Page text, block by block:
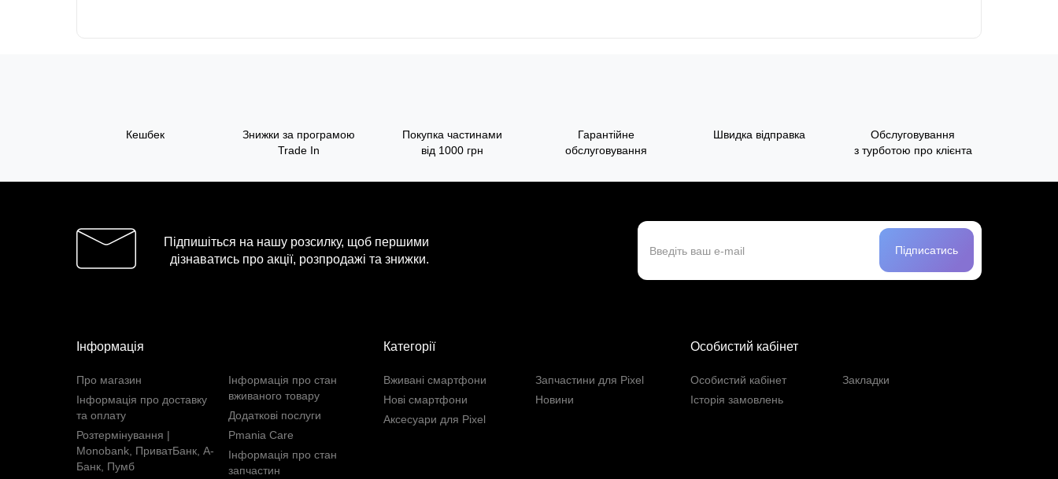
Кешбек
Знижки за програмою
Trade In
Покупка частинами
від 1000 грн
Гарантійне
обслуговування
Швидка відправка
Обслуговування
з турботою про клієнта
Підпишіться на нашу розсилку, щоб першими
дізнаватись про акції, розпродажі та знижки.
Підписатись
Інформація
Про магазин
Інформація про доставку
та оплату
Розтермінування |
Monobank, ПриватБанк, А-
Банк, Пумб
Інформація про стан
вживаного товару
Додаткові послуги
Pmania Care
Інформація про стан
запчастин
Категорії
Вживані смартфони
Нові смартфони
Аксесуари для Pixel
Запчастини для Pixel
Новини
Особистий кабінет
Особистий кабінет
Історія замовлень
Закладки